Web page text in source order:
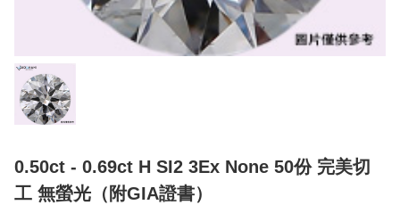
0.50ct - 0.69ct H SI2 3Ex None 50份 完美切
工 無螢光（附GIA證書）